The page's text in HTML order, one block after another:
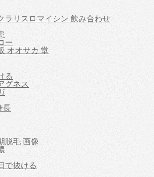
ラリスロマイシン 飲み合わせ
ー
オオサカ 堂
る
グネス
長
脱毛 画像
で抜ける